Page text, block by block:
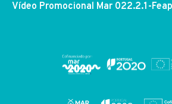
Vídeo Promocional Mar 022.2.1-